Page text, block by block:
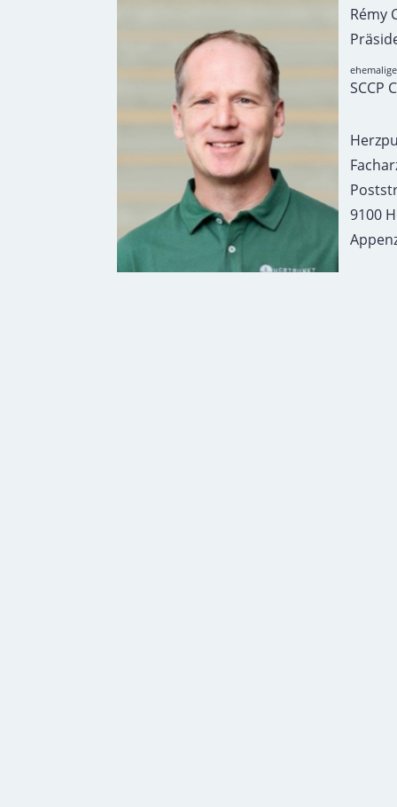
Rémy
SCCP
9100